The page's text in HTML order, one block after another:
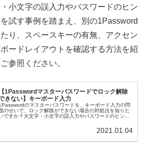
小文字の誤入力やパスワードのヒン
試す事例を踏まえ、別の1Password
り、スペースキーの有無、アクセン
ードレイアウトを確認する方法を紹
参照ください。
【1Passwordマスターパスワードでロック解除
きない】キーボード入力
のマスターパスワードを、キーボード入力の問
のせいで、ロック解除ができない場合の対処法を知りた
ですか？大文字・小文字の誤入力やパスワードのヒン
2021.01.04